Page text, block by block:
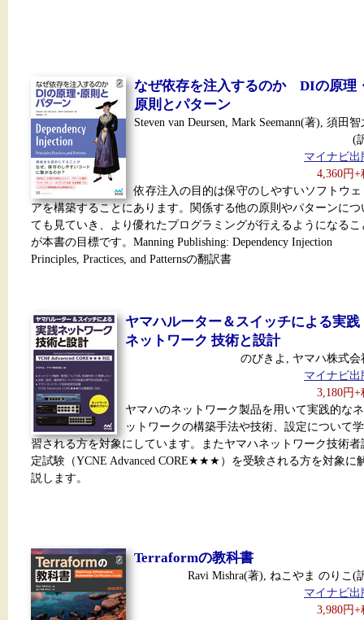
なぜ依存を注入するのか DIの原理
原則とパターン
Steven van Deursen, Mark Seemann(著), 須田智
(
マイナビ出
4,360円+
依存注入の目的は保守のしやすいソフトウェ
アを構築することにあります。関係する他の原則やパターンにつ
ても見ていき、より優れたプログラミングが行えるようになるこ
が本書の目標です。Manning Publishing: Dependency Injection
Principles, Practices, and Patternsの翻訳書
ヤマハルーター＆スイッチによる実践
ネットワーク 技術と設計
のびきよ, ヤマハ株式会
マイナビ出
3,180円+
ヤマハのネットワーク製品を用いて実践的なネ
ットワークの構築手法や技術、設定について学
習される方を対象にしています。またヤマハネットワーク技術者
定試験（YCNE Advanced CORE★★★）を受験される方を対象に
説します。
Terraformの教科書
Ravi Mishra(著), ねこやま のりこ(
マイナビ出
3,980円+